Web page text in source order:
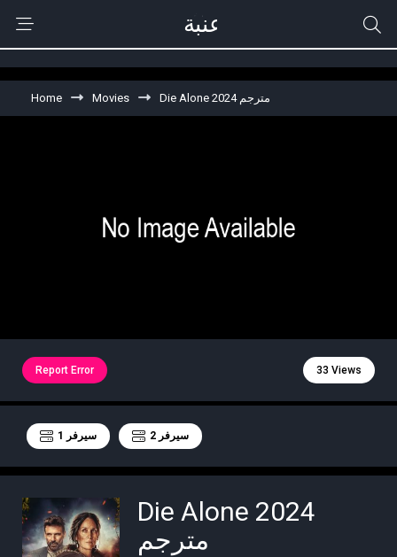
Home Movies Die Alone 2024 مترجم
33 Views
Report Error
سيرفر 1 سيرفر 2
Die Alone 2024
مترجم